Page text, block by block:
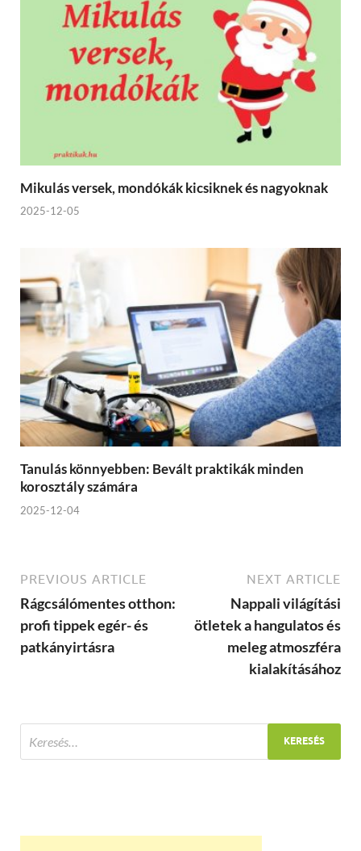
Mikulás versek, mondókák kicsiknek és nagyoknak
2025-12-05
Tanulás könnyebben: Bevált praktikák minden
korosztály számára
2025-12-04
PREVIOUS ARTICLE
Rágcsálómentes otthon:
profi tippek egér- és
patkányirtásra
NEXT ARTICLE
Nappali világítási
ötletek a hangulatos és
meleg atmoszféra
kialakításához